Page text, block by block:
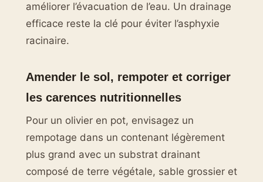
améliorer l’évacuation de l’eau. Un drainage
efficace reste la clé pour éviter l’asphyxie
racinaire.
Amender le sol, rempoter et corriger
les carences nutritionnelles
Pour un olivier en pot, envisagez un
rempotage dans un contenant légèrement
plus grand avec un substrat drainant
composé de terre végétale, sable grossier et